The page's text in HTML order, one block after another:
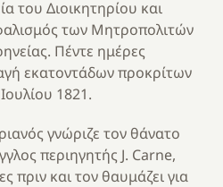
του Διοικητηρίου και
των Μητροπολιτών
Πέντε ημέρες
εκατοντάδων προκρίτων
1821.
γνώριζε τον θάνατο
περιηγητής J. Carne,
πριν και τον θαυμάζει για